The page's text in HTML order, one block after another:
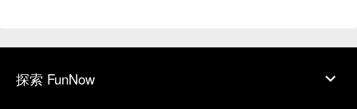
探索 FunNow